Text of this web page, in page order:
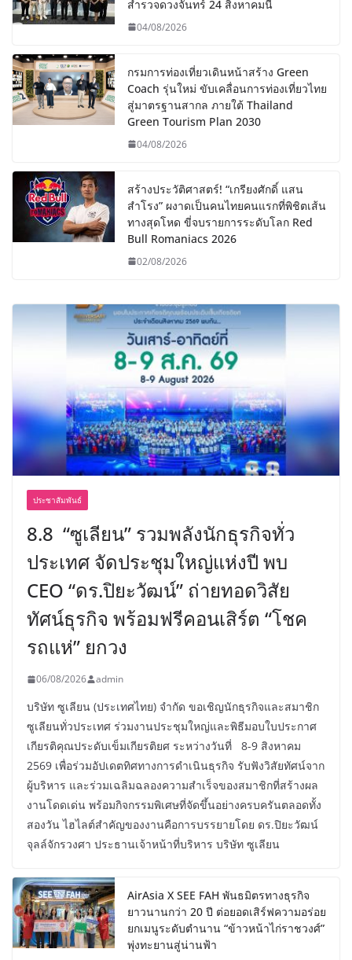
สำรวจดวงจันทร์ 24 สิงหาคมนี้
04/08/2026
กรมการท่องเที่ยวเดินหน้าสร้าง Green
Coach รุ่นใหม่ ขับเคลื่อนการท่องเที่ยวไทย
สู่มาตรฐานสากล ภายใต้ Thailand
Green Tourism Plan 2030
04/08/2026
สร้างประวัติศาสตร์! “เกรียงศักดิ์ แสน
สำโรง” ผงาดเป็นคนไทยคนแรกที่พิชิตเส้น
ทางสุดโหด ขี่จบรายการระดับโลก Red
Bull Romaniacs 2026
02/08/2026
ประชาสัมพันธ์
8.8 “ซูเลียน” รวมพลังนักธุรกิจทั่ว
ประเทศ จัดประชุมใหญ่แห่งปี พบ
CEO “ดร.ปิยะวัฒน์” ถ่ายทอดวิสัย
ทัศน์ธุรกิจ พร้อมฟรีคอนเสิร์ต “โชค
รถแห่” ยกวง
06/08/2026 admin
บริษัท ซูเลียน (ประเทศไทย) จำกัด ขอเชิญนักธุรกิจและสมาชิก
ซูเลียนทั่วประเทศ ร่วมงานประชุมใหญ่และพิธีมอบใบประกาศ
เกียรติคุณประดับเข็มเกียรติยศ ระหว่างวันที่ 8-9 สิงหาคม
2569 เพื่อร่วมอัปเดตทิศทางการดำเนินธุรกิจ รับฟังวิสัยทัศน์จาก
ผู้บริหาร และร่วมเฉลิมฉลองความสำเร็จของสมาชิกที่สร้างผล
งานโดดเด่น พร้อมกิจกรรมพิเศษที่จัดขึ้นอย่างครบครันตลอดทั้ง
สองวัน ไฮไลต์สำคัญของงานคือการบรรยายโดย ดร.ปิยะวัฒน์
จุลล์จักรวงศา ประธานเจ้าหน้าที่บริหาร บริษัท ซูเลียน
AirAsia X SEE FAH พันธมิตรทางธุรกิจ
ยาวนานกว่า 20 ปี ต่อยอดเสิร์ฟความอร่อย
ยกเมนูระดับตำนาน “ข้าวหน้าไก่ราชวงศ์”
พุ่งทะยานสู่น่านฟ้า